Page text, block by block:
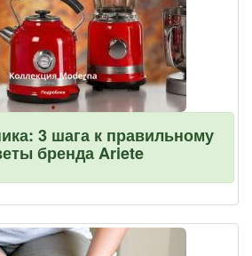
3 шага к правильному
бренда Ariete